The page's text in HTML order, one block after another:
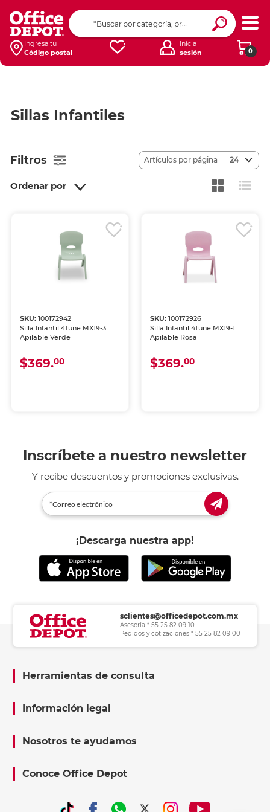
Ingresa tu
Código postal
0
Inicia
sesión
Sillas Infantiles
Filtros
Ordenar por
Artículos por página 24
SKU:100172942
Silla Infantil 4Tune MX19-3
Apilable Verde
$369.00
SKU: 100172926
Silla Infantil 4Tune MX19-1
Apilable Rosa
$369.00
Inscríbete a nuestro newsletter
Y recibe descuentos y promociones exclusivas.
¡Descarga nuestra app!
sclientes@officedepot.com.mx
Asesoría * 55 25 82 09 10
Pedidos y cotizaciones * 55 25 82 09 00
Herramientas de consulta
Información legal
Nosotros te ayudamos
Conoce Office Depot